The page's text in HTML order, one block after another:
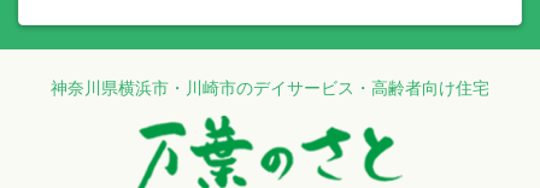
神奈川県横浜市・川崎市のデイサービス・高齢者向け住宅